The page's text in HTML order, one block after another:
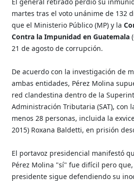
martes tras el voto unánime de 132
que el Ministerio Público (MP) y la
Contra la Impunidad en Guatemala
21 de agosto de corrupción.
De acuerdo con la investigación de
ambas entidades, Pérez Molina
red clandestina dentro de la
Administración Tributaria (SAT), con
menos 28 personas, incluida la
2015) Roxana Baldetti, en prisión
El portavoz presidencial manifestó
Pérez Molina "sí" fue difícil pero
presidente sigue defendiendo su